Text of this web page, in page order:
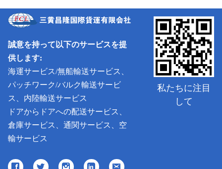
誠意を持って以下のサービスを提
供します:
海運サービス/無船輸送サービス、
パッチワーク/バルク輸送サービ
ス、内陸輸送サービス
ドアからドアへの配送サービス、
倉庫サービス、通関サービス、空
輸サービス
私たちに注目
して